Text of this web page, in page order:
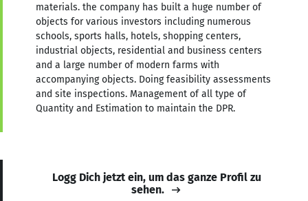
materials. the company has built a huge number of
objects for various investors including numerous
schools, sports halls, hotels, shopping centers,
industrial objects, residential and business centers
and a large number of modern farms with
accompanying objects. Doing feasibility assessments
and site inspections. Management of all type of
Quantity and Estimation to maintain the DPR.
Logg Dich jetzt ein, um das ganze Profil zu
sehen.